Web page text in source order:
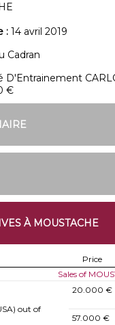
: 14 avril 2019
Cadran
D'Entrainement
€
À MOUSTACHE
Price
Sales of
out of
20.000 €
57.000 €